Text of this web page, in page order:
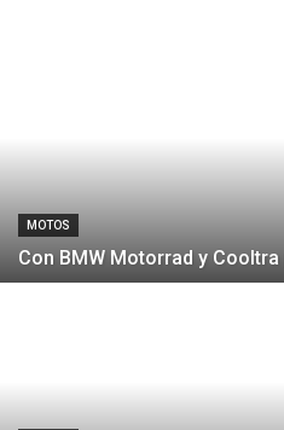
MOTOS
Con BMW Motorrad y